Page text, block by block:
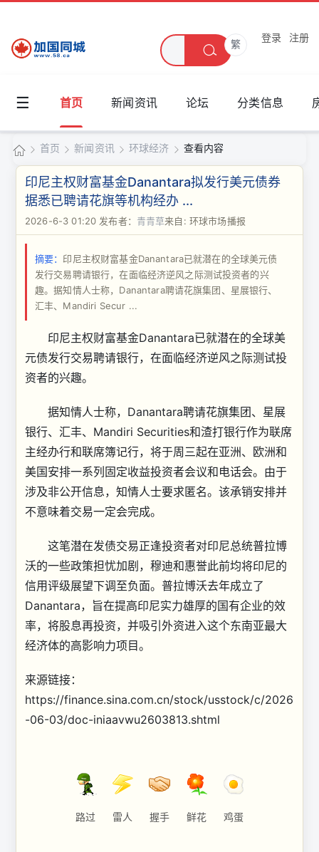
繁
登录 注册
☰ 首页 新闻资讯 论坛 分类信息
加
国
同
城
›
首页
›
新闻资讯
›
环球经济
›
查看内容
印尼主权财富基金Danantara拟发行美元债券
据悉已聘请花旗等机构经办 ...
2026-6-3 01:20 发布者： 青青草来自: 环球市场播报
摘要： 印尼主权财富基金Danantara已就潜在的全球美元债
发行交易聘请银行，在面临经济逆风之际测试投资者的兴
趣。据知情人士称，Danantara聘请花旗集团、星展银行、
汇丰、Mandiri Secur ...
印尼主权财富基金Danantara已就潜在的全球美
元债发行交易聘请银行，在面临经济逆风之际测试投
资者的兴趣。
据知情人士称，Danantara聘请花旗集团、星展
银行、汇丰、Mandiri Securities和渣打银行作为联席
主经办行和联席簿记行，将于周三起在亚洲、欧洲和
美国安排一系列固定收益投资者会议和电话会。由于
涉及非公开信息，知情人士要求匿名。该承销安排并
不意味着交易一定会完成。
这笔潜在发债交易正逢投资者对印尼总统普拉博
沃的一些政策担忧加剧，穆迪和惠誉此前均将印尼的
信用评级展望下调至负面。普拉博沃去年成立了
Danantara，旨在提高印尼实力雄厚的国有企业的效
率，将股息再投资，并吸引外资进入这个东南亚最大
经济体的高影响力项目。
来源链接：
https://finance.sina.com.cn/stock/usstock/c/2026
-06-03/doc-iniaavwu2603813.shtml
路过 雷人 握手 鲜花 鸡蛋